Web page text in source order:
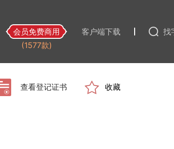
会员免费商用
(1577款)
客户端下载 找
查看登记证书 收藏